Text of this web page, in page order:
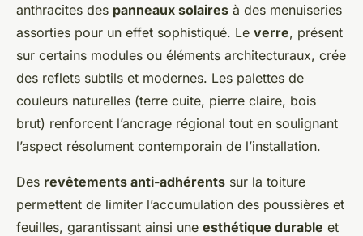
anthracites des panneaux solaires à des menuiseries
assorties pour un effet sophistiqué. Le verre, présent
sur certains modules ou éléments architecturaux, crée
des reflets subtils et modernes. Les palettes de
couleurs naturelles (terre cuite, pierre claire, bois
brut) renforcent l’ancrage régional tout en soulignant
l’aspect résolument contemporain de l’installation.
Des revêtements anti-adhérents sur la toiture
permettent de limiter l’accumulation des poussières et
feuilles, garantissant ainsi une esthétique durable et